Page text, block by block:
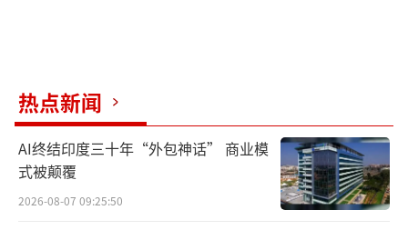
热点新闻
AI终结印度三十年“外包神话” 商业模
式被颠覆
2026-08-07 09:25:50